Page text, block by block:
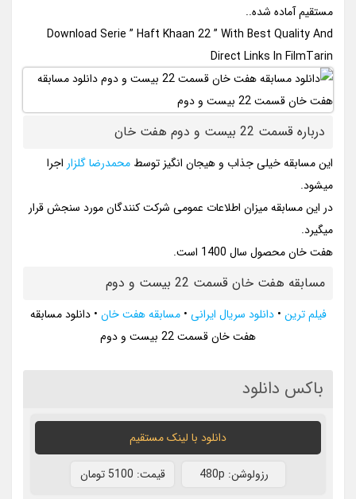
مستقیم آماده شده..
Download Serie ” Haft Khaan 22 ” With Best Quality And
Direct Links In FilmTarin
درباره قسمت 22 بیست و دوم هفت خان
این مسابقه خیلی جذاب و هیجان انگیز توسطمحمدرضا گلزار اجرا
میشود.
در این مسابقه میزان اطلاعات عمومی شرکت کنندگان مورد سنجش قرار
میگیرد.
هفت خان محصول سال 1400 است.
مسابقه هفت خان قسمت 22 بیست و دوم
فیلم ترین •دانلود سریال ایرانی •مسابقه هفت خان •دانلود مسابقه
هفت خان قسمت 22 بیست و دوم
باکس دانلود
دانلود با لينک مستقيم
رزولوشن: 480p قيمت: 5100 تومان